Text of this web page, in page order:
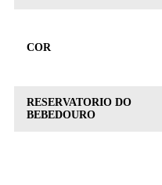
COR
RESERVATORIO DO
BEBEDOURO